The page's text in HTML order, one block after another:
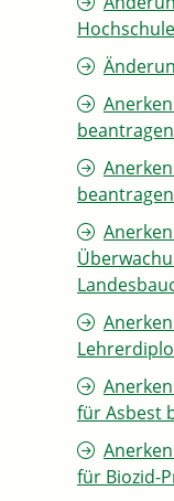
beantragen
beantragen
für Asbest
für Biozid-